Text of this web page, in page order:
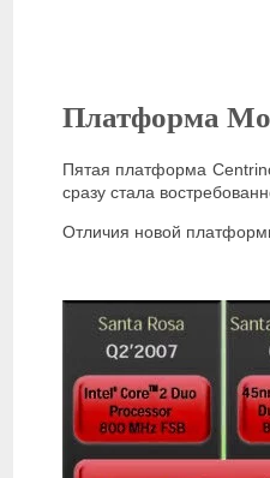
Платформа
Пятая платформа
сразу стала
Отличия новой